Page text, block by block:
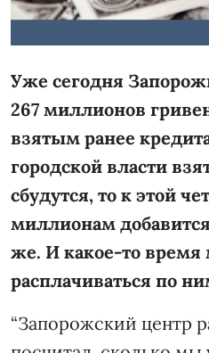
Уже сегодня
267 миллионов
взятым ранее
городской власти
сбудутся, то к этой
миллионам
же. И какое-то
расплачиваться по
“Запорожский центр